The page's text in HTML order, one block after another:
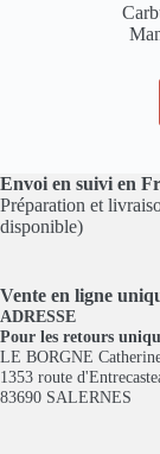
Envoi en suivi en
Préparation et
disponible)
Vente en ligne
ADRESSE
Pour les retours
LE BORGNE
1353 route
83690 SALERNES